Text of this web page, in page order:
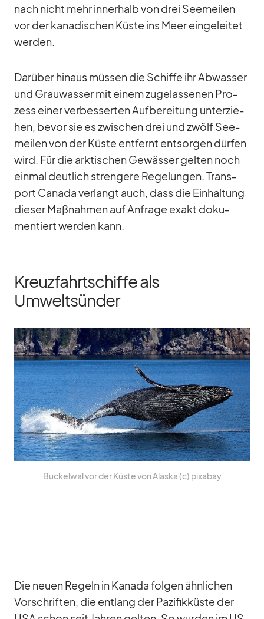
nach nicht mehr in­ner­halb von drei See­mei­len
vor der ka­na­di­schen Küste ins Meer ein­ge­lei­tet
wer­den.
Dar­über hin­aus müs­sen die Schiffe ihr Ab­was­ser
und Grau­was­ser mit ei­nem zu­ge­las­se­nen Pro­
zess ei­ner ver­bes­ser­ten Auf­be­rei­tung un­ter­zie­
hen, be­vor sie es zwi­schen drei und zwölf See­
mei­len von der Küste ent­fernt ent­sor­gen dür­fen
wird. Für die ark­ti­schen Ge­wäs­ser gel­ten noch
ein­mal deut­lich stren­gere Re­ge­lun­gen. Trans­
port Ca­nada ver­langt auch, dass die Ein­hal­tung
die­ser Maß­nah­men auf An­frage ex­akt do­ku­
men­tiert wer­den kann.
Kreuzfahrtschiffe als
Umweltsünder
Bu­ckel­wal vor der Küste von Alaska (c) pix­a­bay
Die neuen Re­geln in Ka­nada fol­gen ähn­li­chen
Vor­schrif­ten, die ent­lang der Pa­zi­fik­küste der